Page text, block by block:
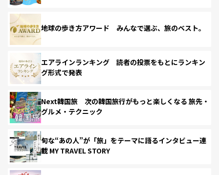
地球の歩き方アワード みんなで選ぶ、旅のベスト。
エアラインランキング 読者の投票をもとにランキン
グ形式で発表
Next韓国旅 次の韓国旅行がもっと楽しくなる 旅先・
グルメ・テクニック
旬な“あの人”が「旅」をテーマに語るインタビュー連
載 MY TRAVEL STORY